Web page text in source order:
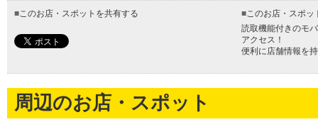
■ このお店・スポットを共有する ■ このお店・スポ
読取機能付きのモ
アクセス！
便利に店舗情報を
周辺のお店・スポット